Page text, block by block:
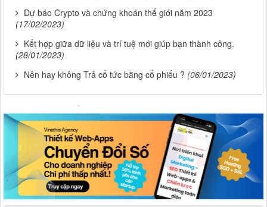
Dự báo Crypto và chứng khoán thế giới năm 2023
(17/02/2023)
Kết hợp giữa dữ liệu và trí tuệ mới giúp bạn thành công.
(28/01/2023)
Nên hay không Trả cổ tức bằng cổ phiếu ? (06/01/2023)